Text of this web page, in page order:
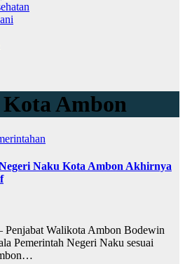
Ambon
Naku Kota Ambon Akhirnya
Walikota Ambon Bodewin
Pemerintah Negeri Naku sesuai